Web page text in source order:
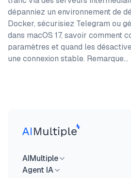
dépanniez un environnement de
Docker, sécurisiez Telegram ou
dans macOS 17, savoir comment
paramètres et quand les
une connexion stable. Remarque…
AIMultiple
Agent IA